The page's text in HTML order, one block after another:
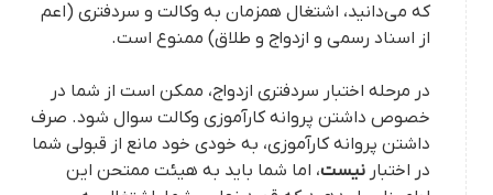
که می‌دانید، اشتغال همزمان به وکالت و سردفتری (اعم
از اسناد رسمی و ازدواج و طلاق) ممنوع است.
در مرحله اختبار سردفتری ازدواج، ممکن است از شما در
خصوص داشتن پروانه کارآموزی وکالت سوال شود. صرف
داشتن پروانه کارآموزی، به خودی خود مانع از قبولی شما
در اختبار نیست، اما شما باید به هیئت ممتحن این